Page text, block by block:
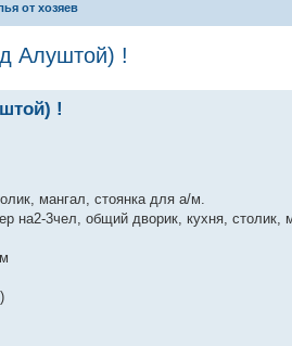
от хозяев
Алуштой) !
!
мангал, стоянка для а/м.
3чел, общий дворик, кухня, столик,